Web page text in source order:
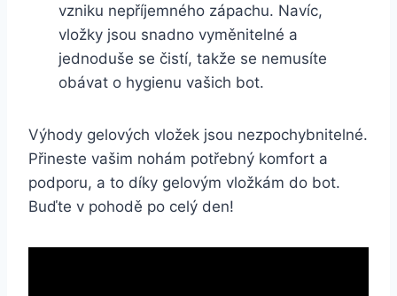
‍vzniku⁢ nepříjemného⁤ zápachu. Navíc,
vložky‌ jsou ⁤snadno vyměnitelné​ a
jednoduše se čistí, ⁣takže ⁤se ⁢nemusíte
obávat ⁣o hygienu vašich ⁢bot.
Výhody gelových vložek jsou ⁢nezpochybnitelné.
Přineste‍ vašim nohám potřebný komfort a
⁤podporu, a ‍to ‌díky gelovým vložkám do bot.
Buďte v pohodě po celý den!